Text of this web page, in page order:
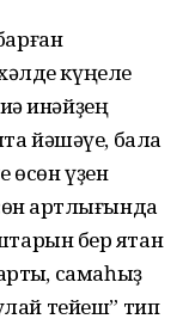
күңеле
инәйҙең
йәшәүе, бала
өсөн үҙен
ҡартлығында
бер яҡтан
самаһыҙ
тейеш” тип